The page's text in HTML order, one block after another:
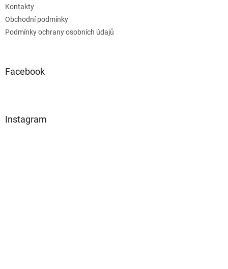
Kontakty
Obchodní podmínky
Podmínky ochrany osobních údajů
Facebook
Instagram